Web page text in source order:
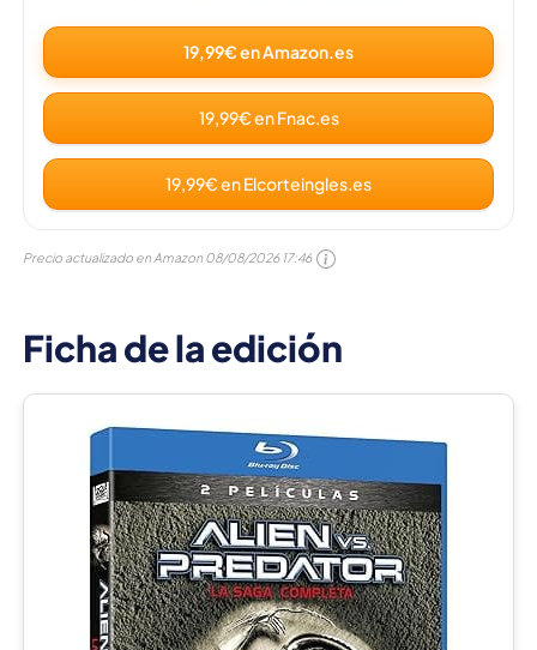
19,99€ en Amazon.es
19,99€ en Fnac.es
19,99€ en Elcorteingles.es
Precio actualizado en Amazon 08/08/2026 17:46
Ficha de la edición